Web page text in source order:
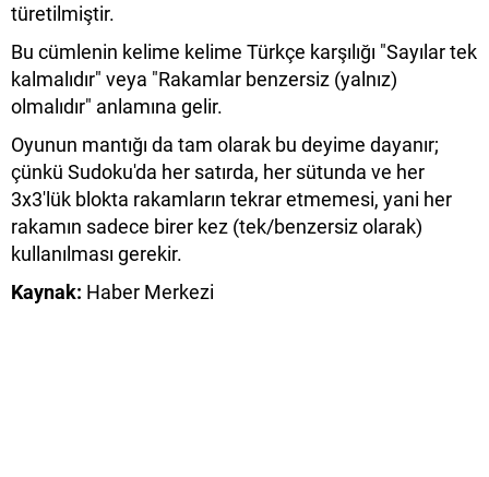
türetilmiştir.
​Bu cümlenin kelime kelime Türkçe karşılığı "Sayılar tek
kalmalıdır" veya "Rakamlar benzersiz (yalnız)
olmalıdır" anlamına gelir.
​Oyunun mantığı da tam olarak bu deyime dayanır;
çünkü Sudoku'da her satırda, her sütunda ve her
3x3'lük blokta rakamların tekrar etmemesi, yani her
rakamın sadece birer kez (tek/benzersiz olarak)
kullanılması gerekir.
Kaynak: Haber Merkezi